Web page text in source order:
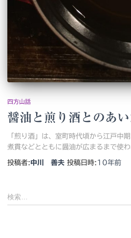
四方山話
醤油と煎り酒とのあ
「煎り酒」は、室町時代頃から江戸中
煮貫などとともに醤油が広まるまで使
投稿者:中川 善夫 投稿日時: 10年前
検
索
検索…